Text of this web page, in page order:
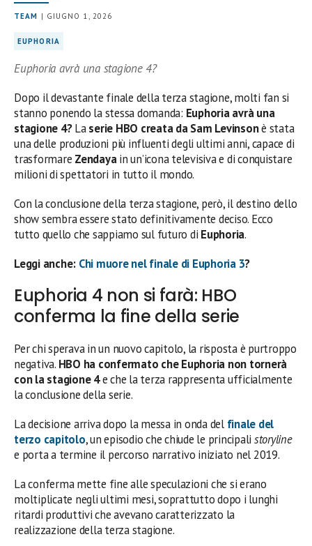
TEAM | GIUGNO 1, 2026
EUPHORIA
Euphoria avrà una stagione 4?
Dopo il devastante finale della terza stagione, molti fan si
stanno ponendo la stessa domanda: Euphoria avrà una
stagione 4?Laserie HBO creata da Sam Levinsonè stata
una delle produzioni più influenti degli ultimi anni, capace di
trasformare Zendayain un’icona televisiva e di conquistare
milioni di spettatori in tutto il mondo.
Con la conclusione della terza stagione, però, il destino dello
show sembra essere stato definitivamente deciso. Ecco
tutto quello che sappiamo sul futuro di Euphoria.
Leggi anche: Chi muore nel finale di Euphoria 3?
Euphoria 4 non si farà: HBO
conferma la fine della serie
Per chi sperava in un nuovo capitolo, la risposta è purtroppo
negativa. HBO ha confermato che Euphoria non tornerà
con la stagione 4e che la terza rappresenta ufficialmente
la conclusione della serie.
La decisione arriva dopo la messa in onda del finale del
terzo capitolo, un episodio che chiude le principali storyline
e porta a termine il percorso narrativo iniziato nel 2019.
La conferma mette fine alle speculazioni che si erano
moltiplicate negli ultimi mesi, soprattutto dopo i lunghi
ritardi produttivi che avevano caratterizzato la
realizzazione della terza stagione.